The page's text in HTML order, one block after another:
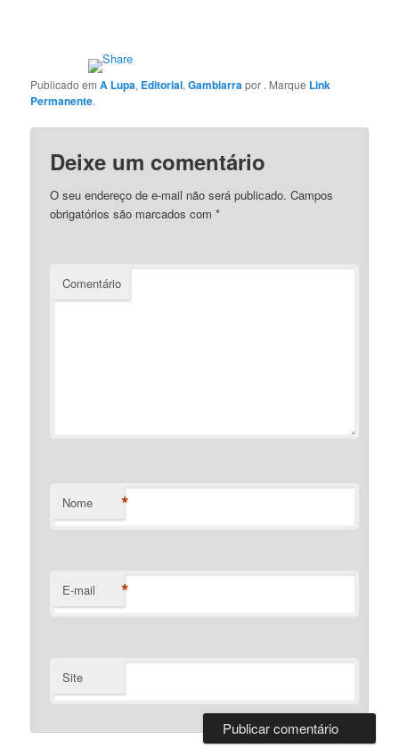
Publicado emA Lupa, Editorial,Gambiarrapor . Marque Link
Permanente.
Deixe um comentário
O seu endereço de e-mail não será publicado. Campos
obrigatórios são marcados com*
Comentário
Nome *
E-mail *
Site